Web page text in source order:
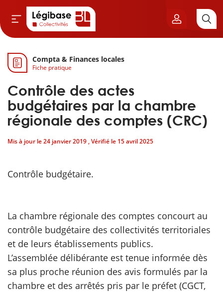
Aller au contenu principal
& Cimetières
& Élu local
Finances locales
Compta & Finances locales
Fiche pratique
Contrôle des actes
budgétaires par la chambre
régionale des comptes (CRC)
Mis à jour le24 janvier 2019 , Vérifié le 15 avril 2025
Contrôle budgétaire.
La chambre régionale des comptes concourt au
contrôle budgétaire des collectivités territoriales
et de leurs établissements publics.
L’assemblée délibérante est tenue informée dès
sa plus proche réunion des avis formulés par la
chambre et des arrêtés pris par le préfet (CGCT,